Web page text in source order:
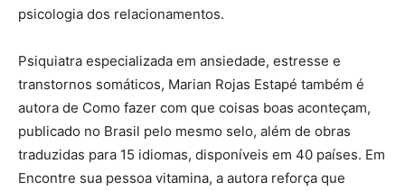
psicologia dos relacionamentos.
Psiquiatra especializada em ansiedade, estresse e
transtornos somáticos, Marian Rojas Estapé também é
autora de Como fazer com que coisas boas aconteçam,
publicado no Brasil pelo mesmo selo, além de obras
traduzidas para 15 idiomas, disponíveis em 40 países. Em
Encontre sua pessoa vitamina, a autora reforça que